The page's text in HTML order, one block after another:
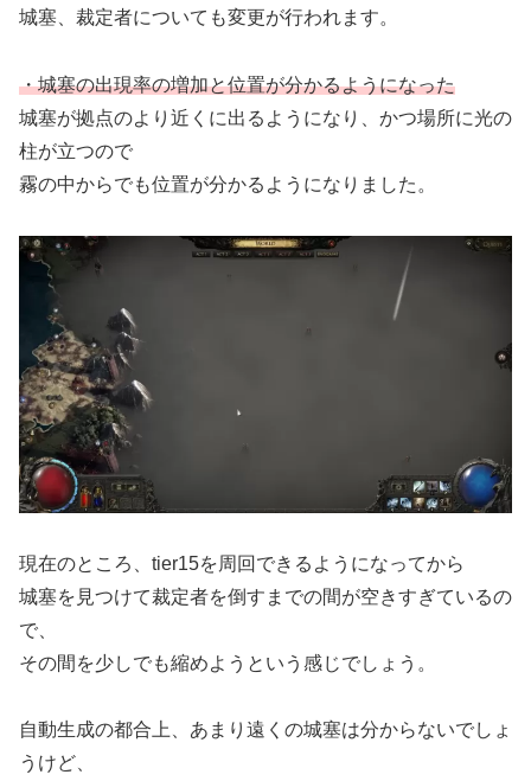
城塞、裁定者についても変更が行われます。
・城塞の出現率の増加と位置が分かるようになった
城塞が拠点のより近くに出るようになり、かつ場所に光の
柱が立つので
霧の中からでも位置が分かるようになりました。
現在のところ、tier15を周回できるようになってから
城塞を見つけて裁定者を倒すまでの間が空きすぎているの
で、
その間を少しでも縮めようという感じでしょう。
自動生成の都合上、あまり遠くの城塞は分からないでしょ
うけど、